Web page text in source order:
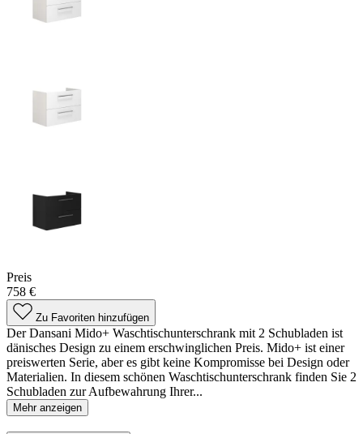
Preis
758 €
Zu Favoriten hinzufügen
Der Dansani Mido+ Waschtischunterschrank mit 2 Schubladen ist
dänisches Design zu einem erschwinglichen Preis. Mido+ ist einer
preiswerten Serie, aber es gibt keine Kompromisse bei Design oder
Materialien. In diesem schönen Waschtischunterschrank finden Sie 2
Schubladen zur Aufbewahrung Ihrer...
Mehr anzeigen